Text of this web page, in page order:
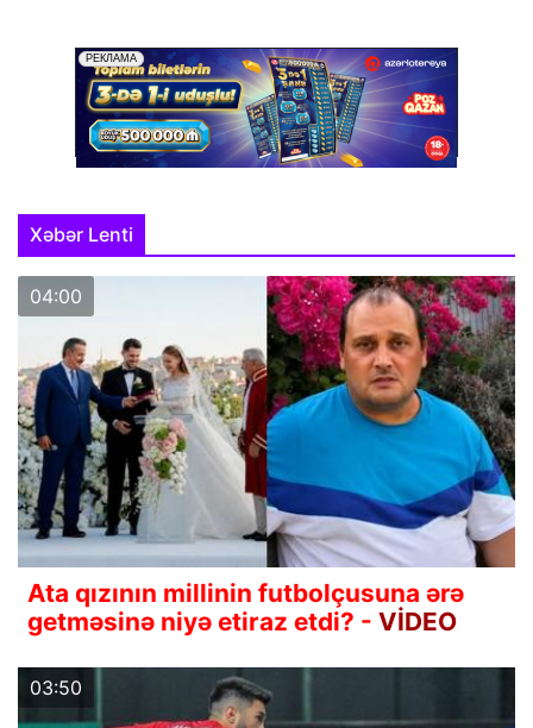
Xəbər Lenti
04:00
Ata qızının millinin futbolçusuna ərə
getməsinə niyə etiraz etdi? - VİDEO
03:50